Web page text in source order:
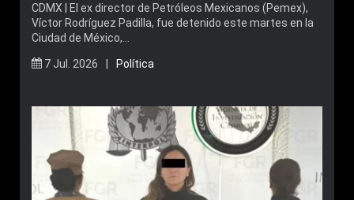
CDMX | El ex director de Petróleos Mexicanos (Pemex),
Víctor Rodríguez Padilla, fue detenido este martes en la
Ciudad de México,…
7 Jul. 2026 | Política